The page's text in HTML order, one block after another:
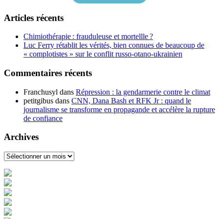
Articles récents
Chimiothérapie : frauduleuse et mortellle ?
Luc Ferry rétablit les vérités, bien connues de beaucoup de
« complotistes » sur le conflit russo-otano-ukrainien
Commentaires récents
Franchusyl dans Répression : la gendarmerie contre le climat
petitgibus dans CNN, Dana Bash et RFK Jr : quand le
journalisme se transforme en propagande et accélère la rupture
de confiance
Archives
Archives